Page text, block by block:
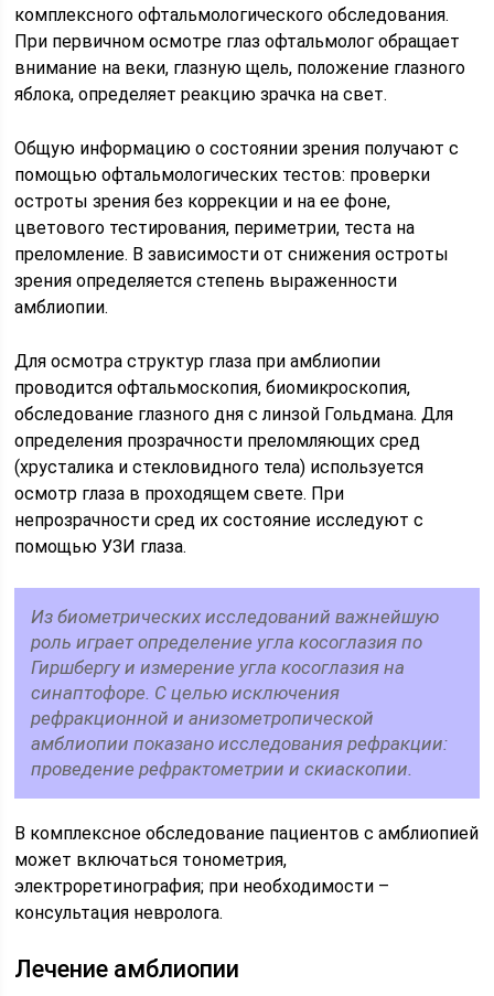
комплексного офтальмологического обследования.
При первичном осмотре глаз офтальмолог обращает
внимание на веки, глазную щель, положение глазного
яблока, определяет реакцию зрачка на свет.
Общую информацию о состоянии зрения получают с
помощью офтальмологических тестов: проверки
остроты зрения без коррекции и на ее фоне,
цветового тестирования, периметрии, теста на
преломление. В зависимости от снижения остроты
зрения определяется степень выраженности
амблиопии.
Для осмотра структур глаза при амблиопии
проводится офтальмоскопия, биомикроскопия,
обследование глазного дня с линзой Гольдмана. Для
определения прозрачности преломляющих сред
(хрусталика и стекловидного тела) используется
осмотр глаза в проходящем свете. При
непрозрачности сред их состояние исследуют с
помощью УЗИ глаза.
Из биометрических исследований важнейшую
роль играет определение угла косоглазия по
Гиршбергу и измерение угла косоглазия на
синаптофоре. С целью исключения
рефракционной и анизометропической
амблиопии показано исследования рефракции:
проведение рефрактометрии и скиаскопии.
В комплексное обследование пациентов с амблиопией
может включаться тонометрия,
электроретинография; при необходимости –
консультация невролога.
Лечение амблиопии